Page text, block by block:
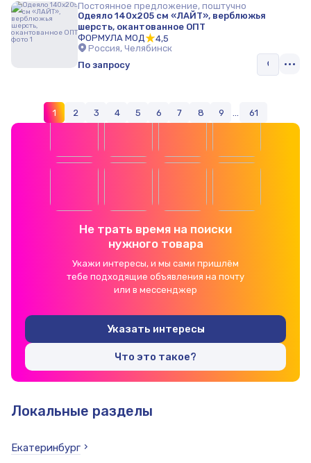
Постоянное предложение, поштучно
Одеяло 140х205 см «ЛАЙТ», верблюжья
шерсть, окантованное ОПТ
ФОРМУЛА МОД
4,5
Россия, Челябинск
По запросу
1 2 3 4 5 6 7 8 9 61
Не трать время на поиски
нужного товара
Укажи интересы, и мы сами пришлём
тебе подходящие объявления на почту
или в мессенджер
Указать интересы
Что это такое?
Локальные разделы
Екатеринбург